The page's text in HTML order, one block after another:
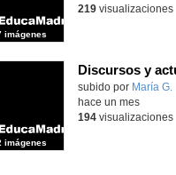
imágenes
219visualizaciones
Contenido educativo.
subido por María G.
imágenes
hace un mes
194visualizaciones